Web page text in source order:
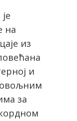
на
из
и
за